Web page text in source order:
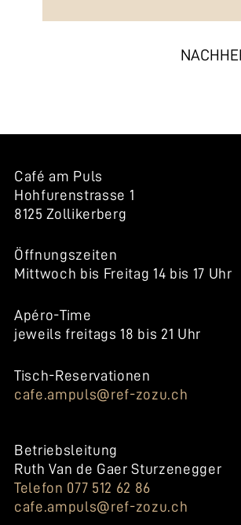
Café am Puls
Hohfurenstrasse 1
8125 Zollikerberg
Öffnungszeiten
Mittwoch bis Freitag 14 bis 17 Uhr
Apéro-Time
jeweils freitags 18 bis 21 Uhr
Tisch-Reservationen
cafe.ampuls@ref-zozu.ch
Betriebsleitung
Ruth Van de Gaer Sturzenegger
Telefon 077 512 62 86
cafe.ampuls@ref-zozu.ch